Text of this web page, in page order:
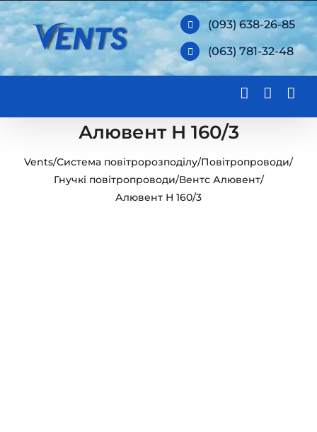
Skip
to
content
(093) 638-26-85
(063) 781-32-48
Алювент Н 160/3
Vents/Система повітророзподілу/Повітропроводи/
Гнучкі повітропроводи/Вентс Алювент/
Алювент Н 160/3